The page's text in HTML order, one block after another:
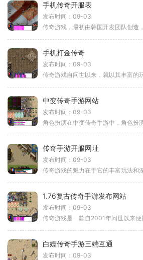
手机传奇开服表
发布时间：09-03
手机打金传奇
发布时间：09-03
中变传奇手游网站
发布时间：09-03
传奇手游开服网址
发布时间：09-03
1.76复古传奇手游发布网站
发布时间：09-03
白嫖传奇手游三端互通
发布时间：09-03